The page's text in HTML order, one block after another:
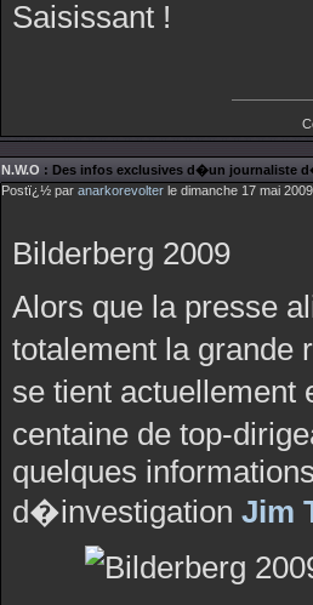
Saisissant !
N.W.O : Des infos exclusives d�un journaliste
Postï¿½ par anarkorevolter le dimanche 17 mai
Bilderberg 2009
Alors que la presse
totalement la
se tient
centaine de top-
quelques
d�investigation Jim